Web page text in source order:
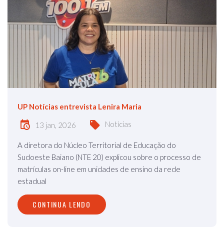
UP Notícias entrevista Lenira Maria
13 jan, 2026 Notícias
A diretora do Núcleo Territorial de Educação do
Sudoeste Baiano (NTE 20) explicou sobre o processo de
matrículas on-line em unidades de ensino da rede
estadual
CONTINUA LENDO